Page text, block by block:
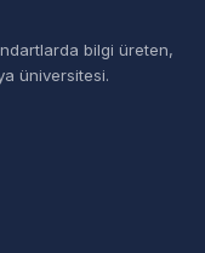
bilgi üreten,
üniversitesi.